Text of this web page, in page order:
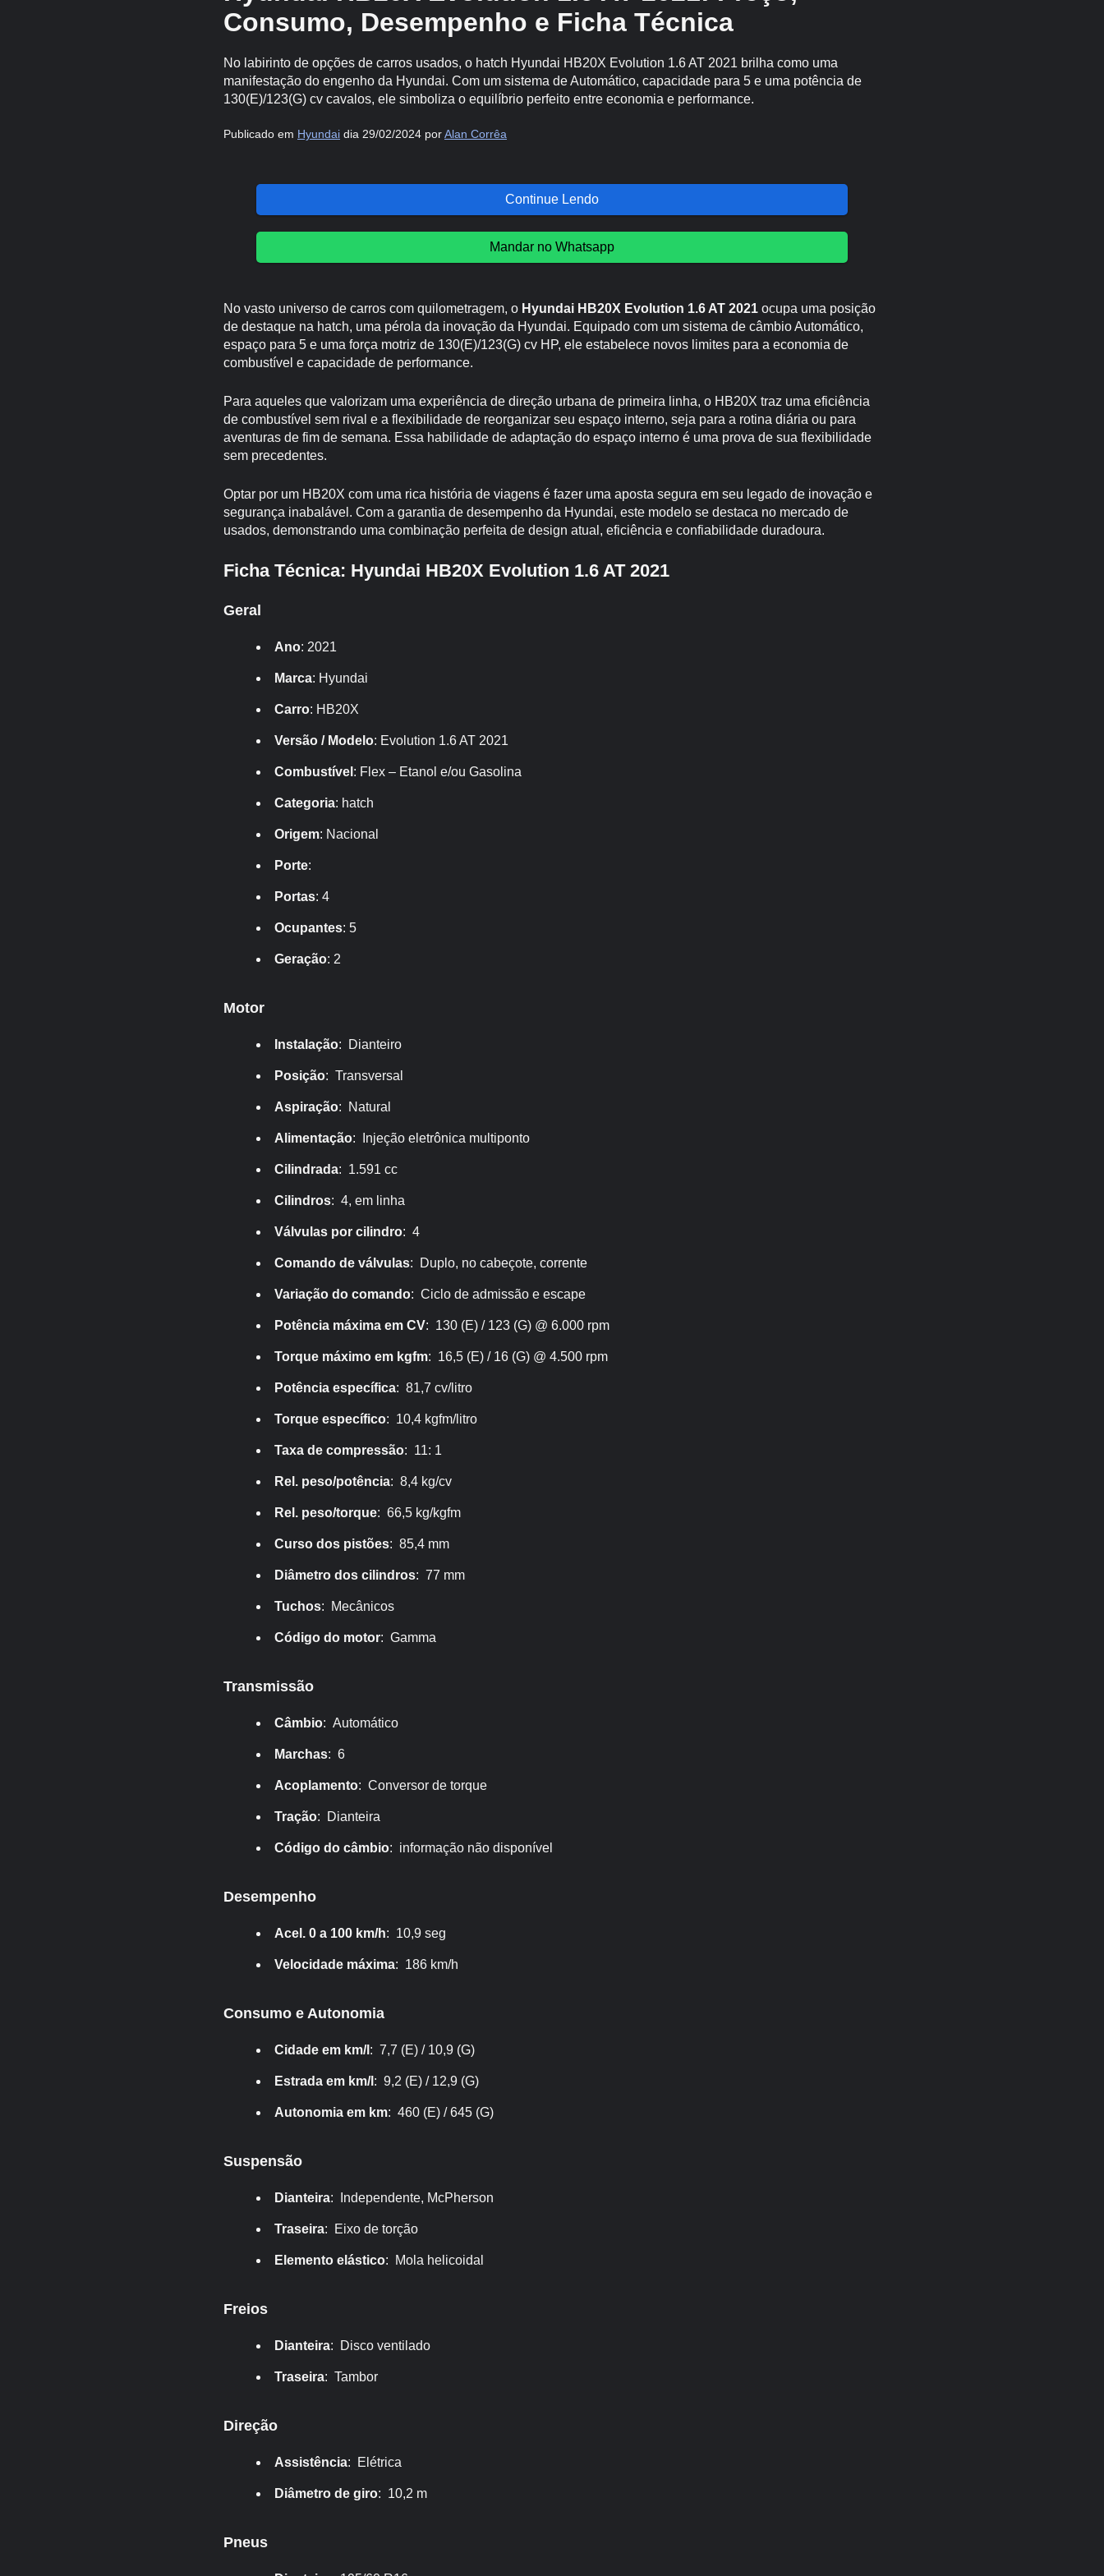
Consumo, Desempenho e Ficha Técnica
No labirinto de opções de carros usados, o hatch Hyundai HB20X Evolution 1.6 AT 2021 brilha como uma
manifestação do engenho da Hyundai. Com um sistema de Automático, capacidade para 5 e uma potência de
130(E)/123(G) cv cavalos, ele simboliza o equilíbrio perfeito entre economia e performance.
Publicado em Hyundai dia 29/02/2024 porAlan Corrêa
Continue Lendo
Mandar no Whatsapp
No vasto universo de carros com quilometragem, o Hyundai HB20X Evolution 1.6 AT 2021 ocupa uma posição
de destaque na hatch, uma pérola da inovação da Hyundai. Equipado com um sistema de câmbio Automático,
espaço para 5 e uma força motriz de 130(E)/123(G) cv HP, ele estabelece novos limites para a economia de
combustível e capacidade de performance.
Para aqueles que valorizam uma experiência de direção urbana de primeira linha, o HB20X traz uma eficiência
de combustível sem rival e a flexibilidade de reorganizar seu espaço interno, seja para a rotina diária ou para
aventuras de fim de semana. Essa habilidade de adaptação do espaço interno é uma prova de sua flexibilidade
sem precedentes.
Optar por um HB20X com uma rica história de viagens é fazer uma aposta segura em seu legado de inovação e
segurança inabalável. Com a garantia de desempenho da Hyundai, este modelo se destaca no mercado de
usados, demonstrando uma combinação perfeita de design atual, eficiência e confiabilidade duradoura.
Ficha Técnica: Hyundai HB20X Evolution 1.6 AT 2021
Geral
Ano: 2021
Marca: Hyundai
Carro: HB20X
Versão / Modelo: Evolution 1.6 AT 2021
Combustível : Flex – Etanol e/ou Gasolina
Categoria: hatch
Origem: Nacional
Porte:
Portas: 4
Ocupantes: 5
Geração: 2
Motor
Instalação: Dianteiro
Posição: Transversal
Aspiração: Natural
Alimentação: Injeção eletrônica multiponto
Cilindrada: 1.591 cc
Cilindros: 4, em linha
Válvulas por cilindro: 4
Comando de válvulas: Duplo, no cabeçote, corrente
Variação do comando: Ciclo de admissão e escape
Potência máxima em CV: 130 (E) / 123 (G) @ 6.000 rpm
Torque máximo em kgfm: 16,5 (E) / 16 (G) @ 4.500 rpm
Potência específica: 81,7 cv/litro
Torque específico: 10,4 kgfm/litro
Taxa de compressão: 11: 1
Rel. peso/potência: 8,4 kg/cv
Rel. peso/torque: 66,5 kg/kgfm
Curso dos pistões: 85,4 mm
Diâmetro dos cilindros: 77 mm
Tuchos: Mecânicos
Código do motor: Gamma
Transmissão
Câmbio: Automático
Marchas: 6
Acoplamento: Conversor de torque
Tração: Dianteira
Código do câmbio: informação não disponível
Desempenho
Acel. 0 a 100 km/h: 10,9 seg
Velocidade máxima: 186 km/h
Consumo e Autonomia
Cidade em km/l : 7,7 (E) / 10,9 (G)
Estrada em km/l : 9,2 (E) / 12,9 (G)
Autonomia em km: 460 (E) / 645 (G)
Suspensão
Dianteira: Independente, McPherson
Traseira: Eixo de torção
Elemento elástico: Mola helicoidal
Freios
Dianteira: Disco ventilado
Traseira: Tambor
Direção
Assistência: Elétrica
Diâmetro de giro: 10,2 m
Pneus